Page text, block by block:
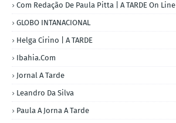
Com Redação De Paula Pitta | A TARDE On Line
GLOBO INTANACIONAL
Helga Cirino | A TARDE
Ibahia.com
Jornal A Tarde
Leandro Da Silva
Paula A Jorna A Tarde